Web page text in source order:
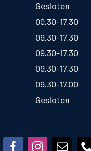
Gesloten
09.30-17.30
09.30-17.30
09.30-17.30
09.30-17.30
09.30-17.00
Gesloten